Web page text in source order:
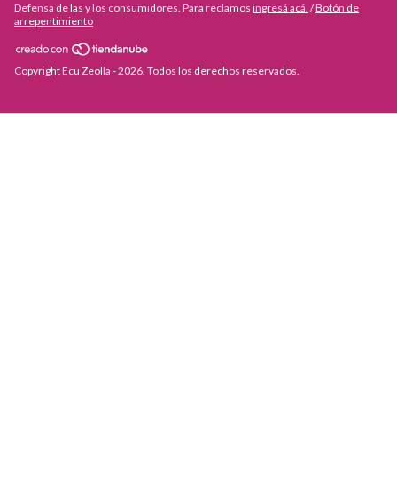
Defensa de las y los consumidores. Para reclamos ingresá acá. /Botón de
arrepentimiento
Copyright Ecu Zeolla - 2026. Todos los derechos reservados.